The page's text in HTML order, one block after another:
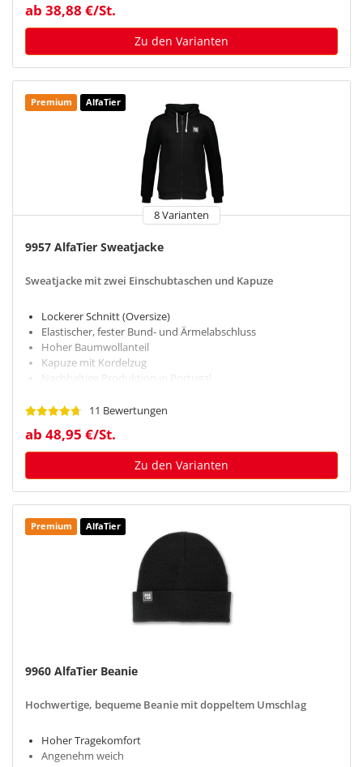
ab 38,88 €/St.
Zu den Varianten
Premium AlfaTier
8 Varianten
9957 AlfaTier Sweatjacke
Sweatjacke mit zwei Einschubtaschen und Kapuze
Lockerer Schnitt (Oversize)
Elastischer, fester Bund- und Ärmelabschluss
Hoher Baumwollanteil
Kapuze mit Kordelzug
Nachhaltige Produktion in Portugal
11 Bewertungen
ab 48,95 €/St.
Zu den Varianten
Premium AlfaTier
9960 AlfaTier Beanie
Hochwertige, bequeme Beanie mit doppeltem Umschlag
Hoher Tragekomfort
Angenehm weich